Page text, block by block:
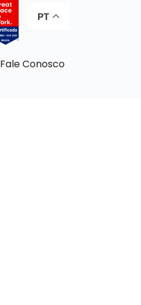
PT
Fale Conosco